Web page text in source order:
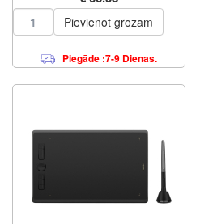
Pievienot grozam
Piegāde :7-9 Dienas.